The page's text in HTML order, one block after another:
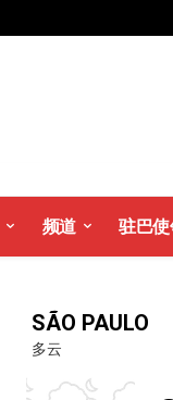
频道 驻巴
SÃO PAULO
多云